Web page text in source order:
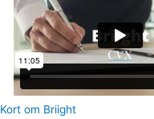
Kort om Briight